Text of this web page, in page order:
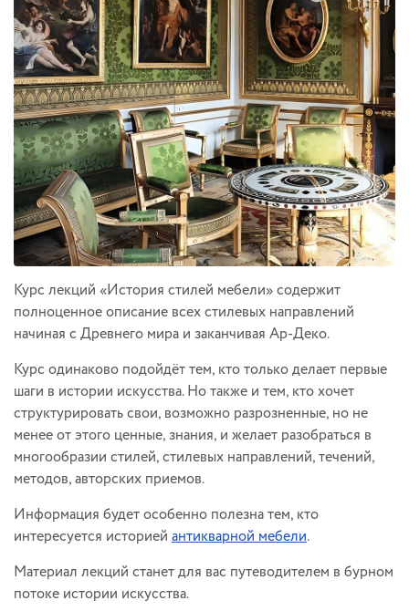
Курс лекций «История стилей мебели» содержит
полноценное описание всех стилевых направлений
начиная с Древнего мира и заканчивая Ар-Деко.
Курс одинаково подойдёт тем, кто только делает первые
шаги в истории искусства. Но также и тем, кто хочет
структурировать свои, возможно разрозненные, но не
менее от этого ценные, знания, и желает разобраться в
многообразии стилей, стилевых направлений, течений,
методов, авторских приемов.
Информация будет особенно полезна тем, кто
интересуется историей антикварной мебели.
Материал лекций станет для вас путеводителем в бурном
потоке истории искусства.